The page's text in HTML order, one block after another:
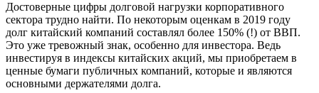
Достоверные цифры долговой нагрузки корпоративного
сектора трудно найти. По некоторым оценкам в 2019 году
долг китайский компаний составлял более 150% (!) от ВВП.
Это уже тревожный знак, особенно для инвестора. Ведь
инвестируя в индексы китайских акций, мы приобретаем в
ценные бумаги публичных компаний, которые и являются
основными держателями долга.